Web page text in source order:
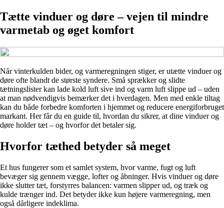
Tætte vinduer og døre – vejen til mindre
varmetab og øget komfort
Når vinterkulden bider, og varmeregningen stiger, er utætte vinduer og
døre ofte blandt de største syndere. Små sprækker og slidte
tætningslister kan lade kold luft sive ind og varm luft slippe ud – uden
at man nødvendigvis bemærker det i hverdagen. Men med enkle tiltag
kan du både forbedre komforten i hjemmet og reducere energiforbruget
markant. Her får du en guide til, hvordan du sikrer, at dine vinduer og
døre holder tæt – og hvorfor det betaler sig.
Hvorfor tæthed betyder så meget
Et hus fungerer som et samlet system, hvor varme, fugt og luft
bevæger sig gennem vægge, lofter og åbninger. Hvis vinduer og døre
ikke slutter tæt, forstyrres balancen: varmen slipper ud, og træk og
kulde trænger ind. Det betyder ikke kun højere varmeregning, men
også dårligere indeklima.